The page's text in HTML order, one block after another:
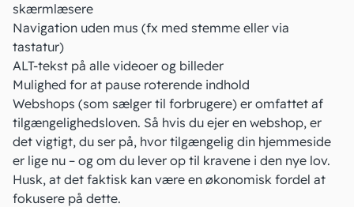
skærmlæsere
Navigation uden mus (fx med stemme eller via
tastatur)
ALT-tekst på alle videoer og billeder
Mulighed for at pause roterende indhold
Webshops (som sælger til forbrugere) er omfattet af
tilgængelighedsloven. Så hvis du ejer en webshop, er
det vigtigt, du ser på, hvor tilgængelig din hjemmeside
er lige nu – og om du lever op til kravene i den nye lov.
Husk, at det faktisk kan være en økonomisk fordel at
fokusere på dette.